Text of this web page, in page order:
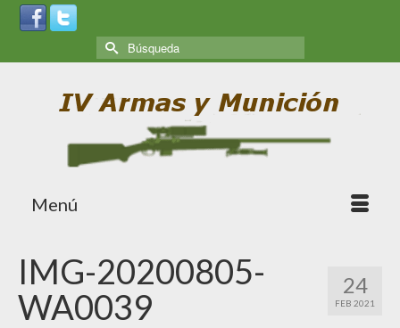
Menú
24
FEB 2021
IMG-20200805-
WA0039